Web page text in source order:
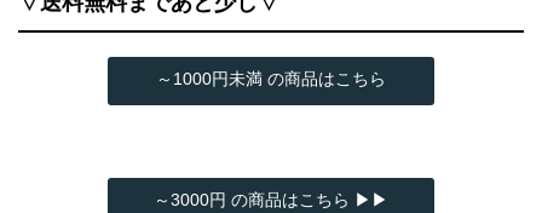
～1000円未満 の商品はこちら
～3000円 の商品はこちら ▶▶